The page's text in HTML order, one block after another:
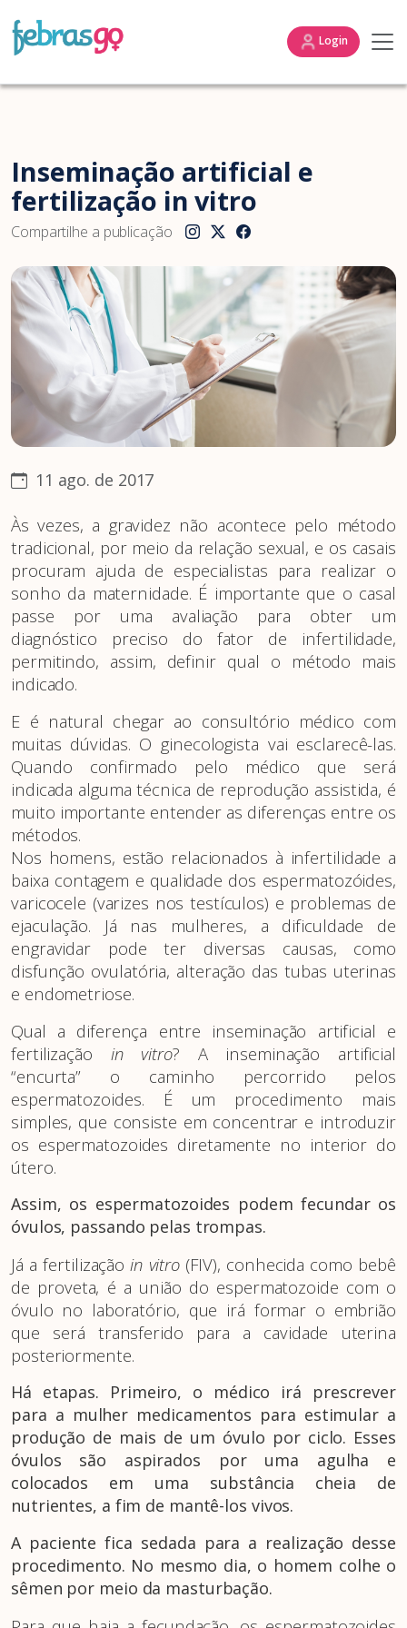
Login
Inseminação artificial e
fertilização in vitro
Compartilhe a publicação
11 ago. de 2017
Às vezes, a gravidez não acontece pelo método
tradicional, por meio da relação sexual, e os casais
procuram ajuda de especialistas para realizar o
sonho da maternidade. É importante que o casal
passe por uma avaliação para obter um
diagnóstico preciso do fator de infertilidade,
permitindo, assim, definir qual o método mais
indicado.
E é natural chegar ao consultório médico com
muitas dúvidas. O ginecologista vai esclarecê-las.
Quando confirmado pelo médico que será
indicada alguma técnica de reprodução assistida, é
muito importante entender as diferenças entre os
métodos. ­­
Nos homens, estão relacionados à infertilidade a
baixa contagem e qualidade dos espermatozóides,
varicocele (varizes nos testículos) e problemas de
ejaculação. Já nas mulheres, a dificuldade de
engravidar pode ter diversas causas, como
disfunção ovulatória, alteração das tubas uterinas
e endometriose.
Qual a diferença entre inseminação artificial e
fertilização in vitro? A inseminação artificial
“encurta” o caminho percorrido pelos
espermatozoides. É um procedimento mais
simples, que consiste em concentrar e introduzir
os espermatozoides diretamente no interior do
útero.
Assim, os espermatozoides podem fecundar os
óvulos, passando pelas trompas.
Já a fertilizaçãoin vitro (FIV), conhecida como bebê
de proveta, é a união do espermatozoide com o
óvulo no laboratório, que irá formar o embrião
que será transferido para a cavidade uterina
posteriormente.
Há etapas. Primeiro, o médico irá prescrever
para a mulher medicamentos para estimular a
produção de mais de um óvulo por ciclo. Esses
óvulos são aspirados por uma agulha e
colocados em uma substância cheia de
nutrientes, a fim de mantê-los vivos.
A paciente fica sedada para a realização desse
procedimento. No mesmo dia, o homem colhe o
sêmen por meio da masturbação.